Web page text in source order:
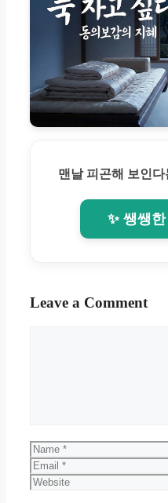
맨날 피곤해 보인
✨ 쌩쌩
Leave a Comment
Name